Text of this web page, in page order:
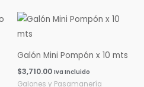
Galón Mini Pompón x 10 mts
$3,710.00 Iva Incluido
Galones y Pasamanería